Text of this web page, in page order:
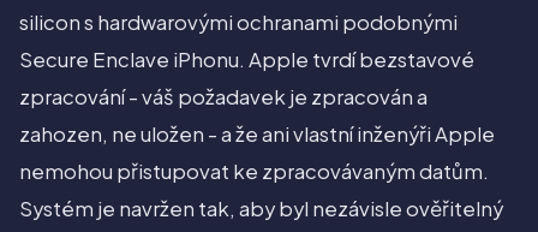
silicon s hardwarovými ochranami podobnými
Secure Enclave iPhonu. Apple tvrdí bezstavové
zpracování - váš požadavek je zpracován a
zahozen, ne uložen - a že ani vlastní inženýři Apple
nemohou přistupovat ke zpracovávaným datům.
Systém je navržen tak, aby byl nezávisle ověřitelný